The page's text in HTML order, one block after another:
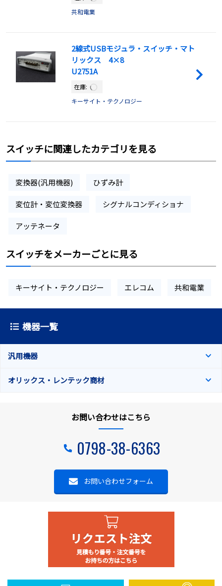
共和電業
2線式USBモジュラ・スイッチ・マト
リックス 4×8
U2751A
在庫:
キーサイト・テクノロジー
スイッチに関連したカテゴリを見る
変換器(汎用機器) ひずみ計
変位計・変位変換器 シグナルコンディショナ
アッテネータ
スイッチをメーカーごとに見る
キーサイト・テクノロジー エレコム 共和電業
機器一覧
汎用機器
オリックス・レンテック商材
お問い合わせはこちら
0798-38-6363
お問い合わせフォーム